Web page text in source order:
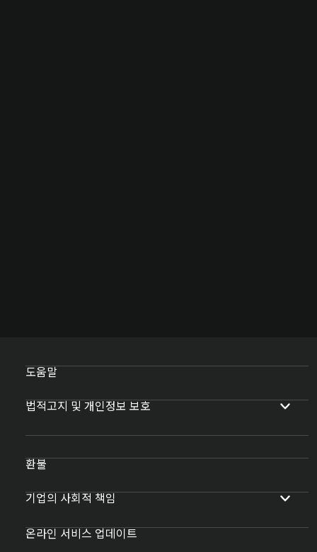
도움말
법적고지 및 개인정보 보호
환불
기업의 사회적 책임
온라인 서비스 업데이트